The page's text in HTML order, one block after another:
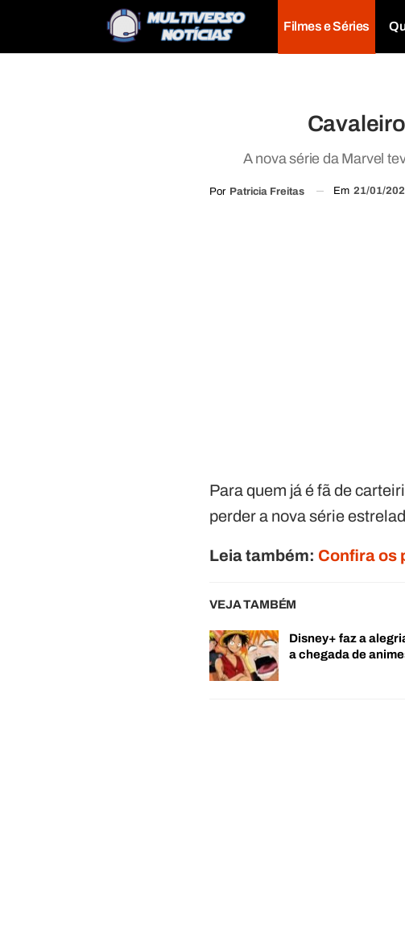
Filmes e Séries
A nova série da Marvel
Por Patricia Freitas Em 21/01/
Para quem já é fã de
perder a nova série
Leia também: Confira os
VEJA TAMBÉM
Disney+ faz a
a chegada de